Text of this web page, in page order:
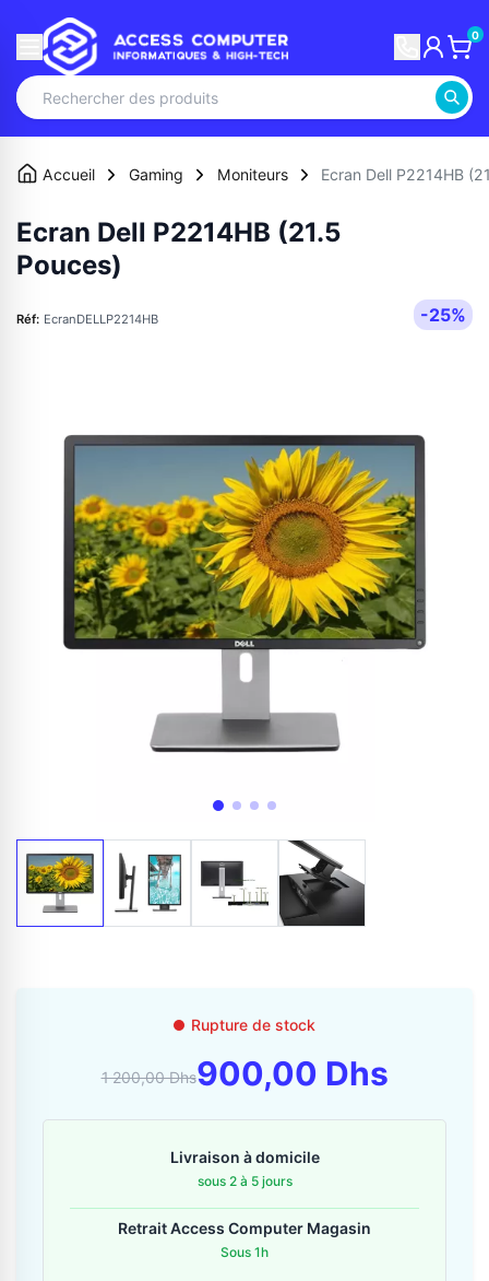
0
Appelez-nous au
06 36 88 27 81
Envoyer un message
Accueil Gaming Moniteurs Ecran Dell P2214HB
Ecran Dell P2214HB (21.5
Pouces)
Réf: EcranDELLP2214HB -25%
Rupture de stock
1 200,00 Dhs900,00 Dhs
Livraison à domicile
sous 2 à 5 jours
Retrait Access Computer Magasin
Sous 1h